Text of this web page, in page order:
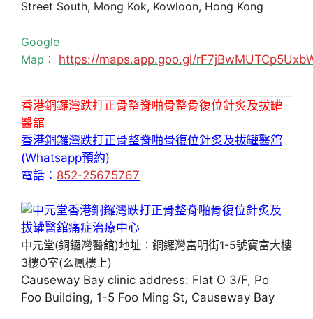
Street South, Mong Kok, Kowloon, Hong Kong
Google
Map： https://maps.app.goo.gl/
香港銅鑼灣跌打正骨整脊啪骨整骨復位針炙及拔罐
醫舘
香港銅鑼灣跌打正骨整脊啪骨復位針炙及拔罐醫舘
(Whatsapp預約)
電話： 852-25675767
中元堂(銅鑼灣醫舘)地址：銅鑼灣富明街1-5號寶富大樓
3樓O室(么鳳樓上)
Causeway Bay clinic address: Flat O 3/F, Po
Foo Building, 1-5 Foo Ming St, Causeway Bay